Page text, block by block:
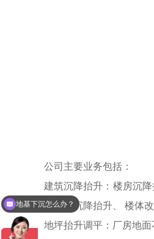
公司主要业务包括：
建筑沉降抬升：楼房沉
建筑物沉降抬升、 楼体
地坪抬升调平：厂房地
地基下沉怎么办？
你们是怎么收费的呢？